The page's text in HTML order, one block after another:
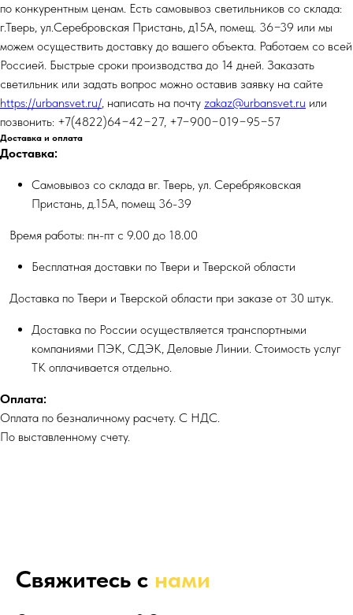
по конкурентным ценам. Есть самовывоз светильников со склада:
г.Тверь, ул.Серебровская Пристань, д15А, помещ. 36−39 или мы
можем осуществить доставку до вашего объекта. Работаем со всей
Россией. Быстрые сроки производства до 14 дней. Заказать
светильник или задать вопрос можно оставив заявку на сайте
https://urbansvet.ru/, написать на почту zakaz@urbansvet.ru или
позвонить: +7(4822)64−42−27, +7−900−019−95−57
Доставка и оплата
Доставка:
Самовывоз со склада вг. Тверь, ул. Серебряковская
Пристань, д.15А, помещ 36-39
Время работы: пн-пт с 9.00 до 18.00
Бесплатная доставки по Твери и Тверской области
Доставка по Твери и Тверской области при заказе от 30 штук.
Доставка по России осуществляется транспортными
компаниями ПЭК, СДЭК, Деловые Линии. Стоимость услуг
ТК оплачивается отдельно.
Оплата:
Оплата по безналичному расчету. С НДС.
По выставленному счету.
Свяжитесь с нами